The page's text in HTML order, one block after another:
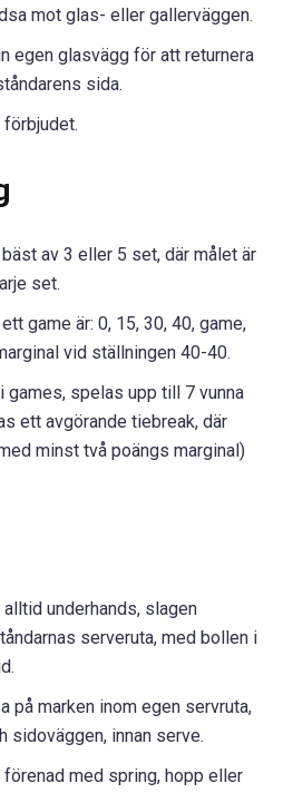
mot glas- eller gallerväggen.
egen glasvägg för att returnera
sida.
av 3 eller 5 set, där målet är
set.
game är: 0, 15, 30, 40, game,
vid ställningen 40-40.
games, spelas upp till 7 vunna
ett avgörande tiebreak, där
minst två poängs marginal)
underhands, slagen
serveruta, med bollen i
på marken inom egen servruta,
sidoväggen, innan serve.
med spring, hopp eller